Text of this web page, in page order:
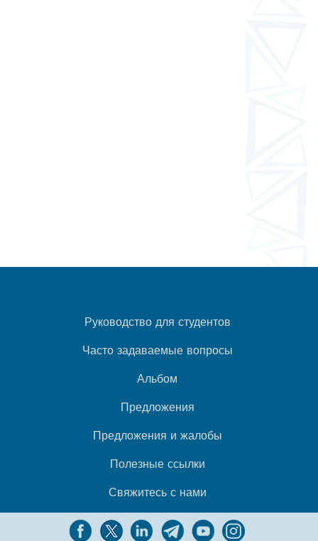
Руководство для студентов
Часто задаваемые вопросы
Альбом
Предложения
Предложения и жалобы
Полезные ссылки
Свяжитесь с нами